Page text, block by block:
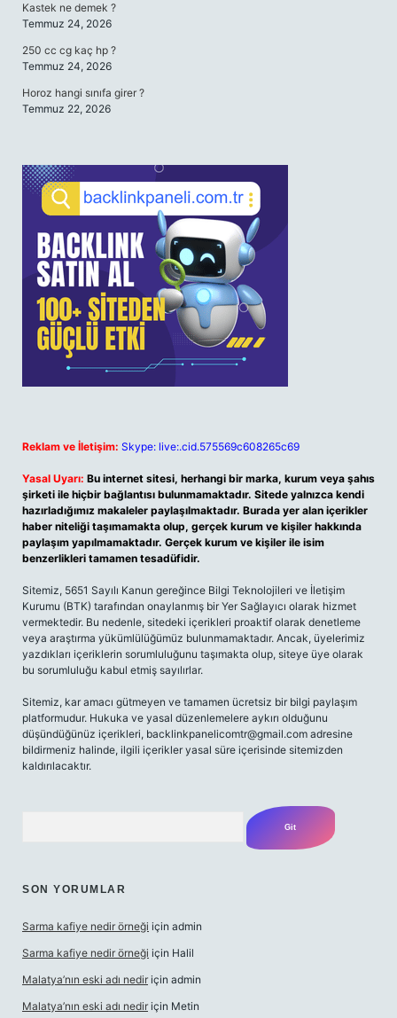
Kastek ne demek ?
Temmuz 24, 2026
250 cc cg kaç hp ?
Temmuz 24, 2026
Horoz hangi sınıfa girer ?
Temmuz 22, 2026
Reklam ve İletişim: Skype: live:.cid.575569c608265c69
Yasal Uyarı: Bu internet sitesi, herhangi bir marka, kurum veya şahıs
şirketi ile hiçbir bağlantısı bulunmamaktadır. Sitede yalnızca kendi
hazırladığımız makaleler paylaşılmaktadır. Burada yer alan içerikler
haber niteliği taşımamakta olup, gerçek kurum ve kişiler hakkında
paylaşım yapılmamaktadır. Gerçek kurum ve kişiler ile isim
benzerlikleri tamamen tesadüfidir.
Sitemiz, 5651 Sayılı Kanun gereğince Bilgi Teknolojileri ve İletişim
Kurumu (BTK) tarafından onaylanmış bir Yer Sağlayıcı olarak hizmet
vermektedir. Bu nedenle, sitedeki içerikleri proaktif olarak denetleme
veya araştırma yükümlülüğümüz bulunmamaktadır. Ancak, üyelerimiz
yazdıkları içeriklerin sorumluluğunu taşımakta olup, siteye üye olarak
bu sorumluluğu kabul etmiş sayılırlar.
Sitemiz, kar amacı gütmeyen ve tamamen ücretsiz bir bilgi paylaşım
platformudur. Hukuka ve yasal düzenlemelere aykırı olduğunu
düşündüğünüz içerikleri, backlinkpanelicomtr@gmail.com adresine
bildirmeniz halinde, ilgili içerikler yasal süre içerisinde sitemizden
kaldırılacaktır.
SON YORUMLAR
Sarma kafiye nedir örneği için admin
Sarma kafiye nedir örneği için Halil
Malatya’nın eski adı nedir için admin
Malatya’nın eski adı nedir için Metin